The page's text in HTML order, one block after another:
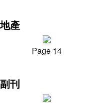
地產
Page 14
副刊